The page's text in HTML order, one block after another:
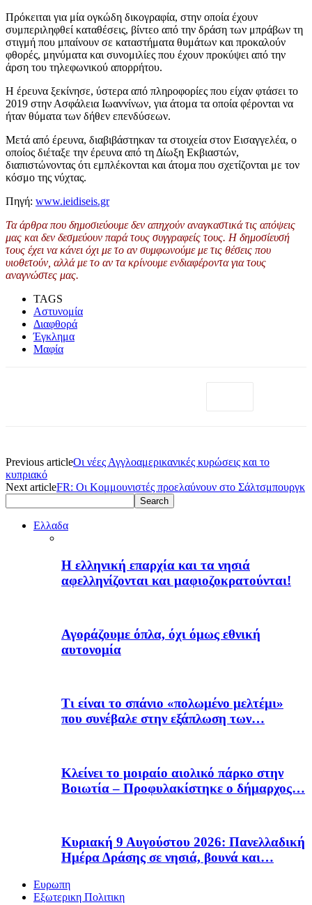
Πρόκειται για μία ογκώδη δικογραφία, στην οποία έχουν
συμπεριληφθεί καταθέσεις, βίντεο από την δράση των μπράβων τη
στιγμή που μπαίνουν σε καταστήματα θυμάτων και προκαλούν
φθορές, μηνύματα και συνομιλίες που έχουν προκύψει από την
άρση του τηλεφωνικού απορρήτου.
Η έρευνα ξεκίνησε, ύστερα από πληροφορίες που είχαν φτάσει το
2019 στην Ασφάλεια Ιωαννίνων, για άτομα τα οποία φέρονται να
ήταν θύματα των δήθεν επενδύσεων.
Μετά από έρευνα, διαβιβάστηκαν τα στοιχεία στον Εισαγγελέα, ο
οποίος διέταξε την έρευνα από τη Δίωξη Εκβιαστών,
διαπιστώνοντας ότι εμπλέκονται και άτομα που σχετίζονται με τον
κόσμο της νύχτας.
Πηγή: www.ieidiseis.gr
Τα άρθρα που δημοσιεύουμε δεν απηχούν αναγκαστικά τις απόψεις
μας και δεν δεσμεύουν παρά τους συγγραφείς τους. Η δημοσίευσή
τους έχει να κάνει όχι με το αν συμφωνούμε με τις θέσεις που
υιοθετούν, αλλά με το αν τα κρίνουμε ενδιαφέροντα για τους
αναγνώστες μας.
TAGS
Αστυνομία
Διαφθορά
Έγκλημα
Μαφία
Previous articleΟι νέες Αγγλοαμερικανικές κυρώσεις και το
κυπριακό
Next articleFR: Οι Κομμουνιστές προελαύνουν στο Σάλτσμπουργκ
Ελλαδα
H ελληνική επαρχία και τα νησιά
αφελληνίζονται και μαφιοζοκρατούνται!
Αγοράζουμε όπλα, όχι όμως εθνική
αυτονομία
Τι είναι το σπάνιο «πολωμένο μελτέμι»
που συνέβαλε στην εξάπλωση των…
Κλείνει το μοιραίο αιολικό πάρκο στην
Βοιωτία – Προφυλακίστηκε ο δήμαρχος…
Κυριακή 9 Αυγούστου 2026: Πανελλαδική
Ημέρα Δράσης σε νησιά, βουνά και…
Ευρωπη
Εξωτερικη Πολιτικη